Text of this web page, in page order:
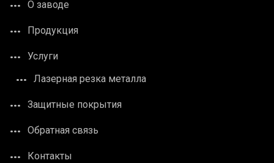
О заводе
Продукция
Услуги
Лазерная резка металла
Защитные покрытия
Обратная связь
Контакты